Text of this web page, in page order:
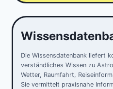
Die Wissensdatenbank liefert
verständliches Wissen zu
Wetter, Raumfahrt,
Sie vermittelt praxisnahe